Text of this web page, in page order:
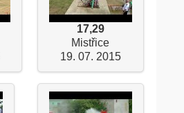
17,29
Mistřice
19. 07. 2015